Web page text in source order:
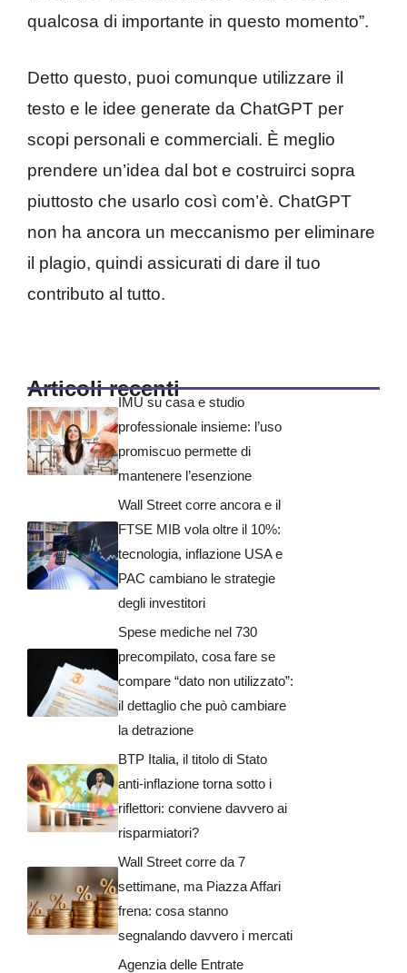
qualcosa di importante in questo momento”.
Detto questo, puoi comunque utilizzare il
testo e le idee generate da ChatGPT per
scopi personali e commerciali. È meglio
prendere un’idea dal bot e costruirci sopra
piuttosto che usarlo così com’è. ChatGPT
non ha ancora un meccanismo per eliminare
il plagio, quindi assicurati di dare il tuo
contributo al tutto.
Articoli recenti
IMU su casa e studio
professionale insieme: l’uso
promiscuo permette di
mantenere l’esenzione
Wall Street corre ancora e il
FTSE MIB vola oltre il 10%:
tecnologia, inflazione USA e
PAC cambiano le strategie
degli investitori
Spese mediche nel 730
precompilato, cosa fare se
compare “dato non utilizzato”:
il dettaglio che può cambiare
la detrazione
BTP Italia, il titolo di Stato
anti-inflazione torna sotto i
riflettori: conviene davvero ai
risparmiatori?
Wall Street corre da 7
settimane, ma Piazza Affari
frena: cosa stanno
segnalando davvero i mercati
Agenzia delle Entrate